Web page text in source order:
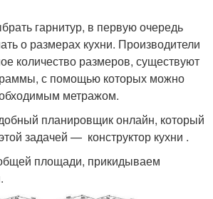
гарнитур, в первую очередь
о размерах кухни. Производители
количество размеров, существуют
с помощью которых можно
метражом.
планировщик онлайн, который
задачей — конструктор кухни .
площади, прикидываем